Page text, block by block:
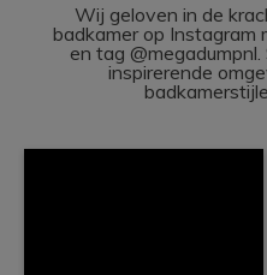
Wij geloven in de
badkamer op Instagram
en tag
inspirerende